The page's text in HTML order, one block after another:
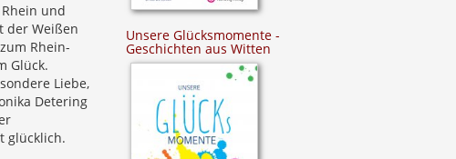
und
der Weißen
Rhein-
Glück.
Liebe,
Detering
glücklich.
Unsere Glücksmomente -
Geschichten aus Witten